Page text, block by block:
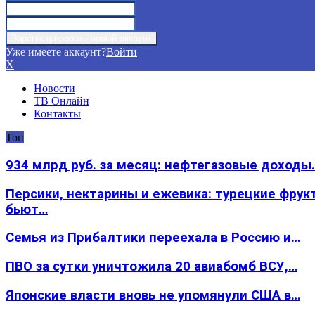
Уже имеете аккаунт?Войти
X
Новости
ТВ Онлайн
Контакты
Топ
934 млрд руб. за месяц: нефтегазовые
Персики, нектарины и ежевика: турецкие
бьют…
Семья из Прибалтики переехала в Россию и…
ПВО за сутки уничтожила 20 авиабомб ВСУ,…
Японские власти вновь не упомянули США в…